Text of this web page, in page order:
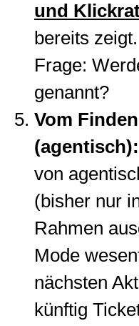
und
bereits
Frage:
genannt?
Vom
(agentisch):
von
(bisher nur
Rahmen
Mode
nächsten
künftig